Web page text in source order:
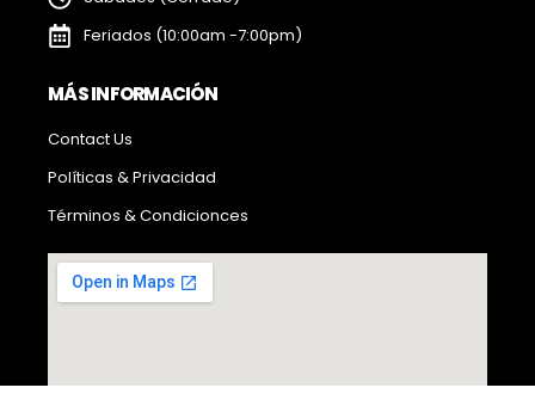
Feriados (10:00am -7:00pm)
MÁS INFORMACIÓN
Contact Us
Políticas & Privacidad
Términos & Condicionces